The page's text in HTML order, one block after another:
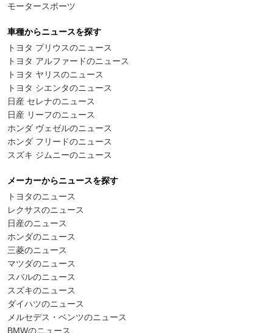
モータースポーツ
車種からニュースを探す
トヨタ プリウスのニュース
トヨタ アルファードのニュース
トヨタ ヤリスのニュース
トヨタ シエンタのニュース
日産 セレナのニュース
日産 リーフのニュース
ホンダ ヴェゼルのニュース
ホンダ フリードのニュース
スズキ ジムニーのニュース
メーカーからニュースを探す
トヨタのニュース
レクサスのニュース
日産のニュース
ホンダのニュース
三菱のニュース
マツダのニュース
スバルのニュース
スズキのニュース
ダイハツのニュース
メルセデス・ベンツのニュース
BMWのニュース